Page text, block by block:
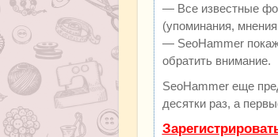
— Все известные
(упоминания,
— SeoHammer
обратить внимание.
SeoHammer еще
десятки раз, а